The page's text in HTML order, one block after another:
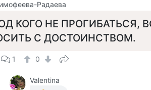
Радаева
КОГО НЕ ПРОГИБАТЬСЯ,
С ДОСТОИНСТВОМ.
1 0
Valentina